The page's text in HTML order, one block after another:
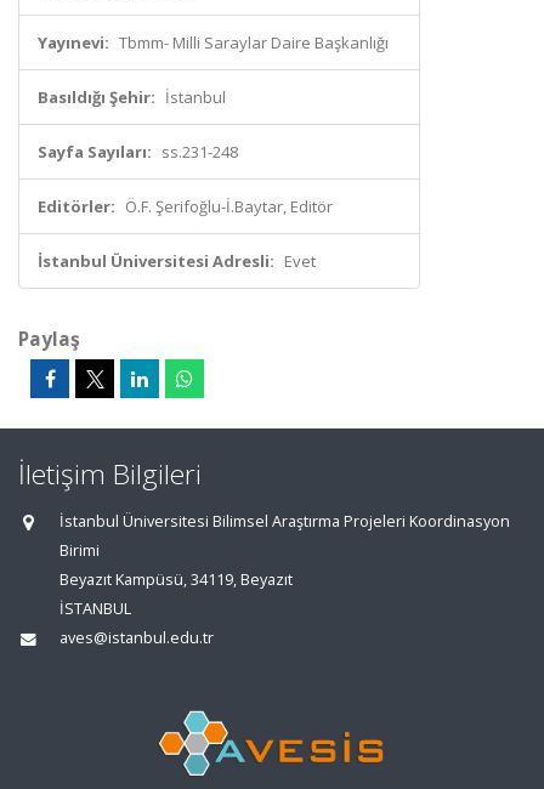
Yayınevi: Tbmm- Milli Saraylar Daire Başkanlığı
Basıldığı Şehir: İstanbul
Sayfa Sayıları: ss.231-248
Editörler: Ö.F. Şerifoğlu-İ.Baytar, Editör
İstanbul Üniversitesi Adresli: Evet
Paylaş
İletişim Bilgileri
İstanbul Üniversitesi Bilimsel Araştırma Projeleri Koordinasyon
Birimi
Beyazıt Kampüsü, 34119, Beyazıt
İSTANBUL
aves@istanbul.edu.tr